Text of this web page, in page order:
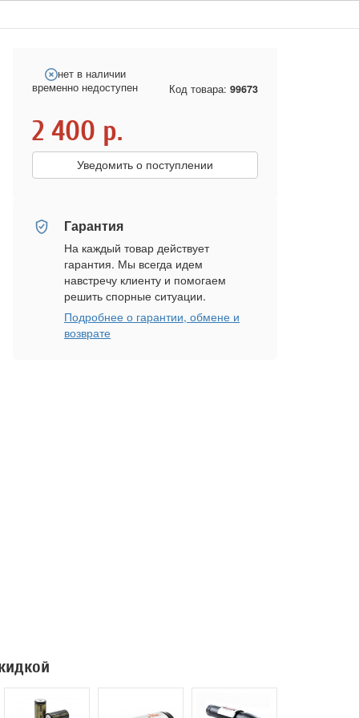
нет в наличии
временно недоступен
Код товара: 99673
2 400 р.
Уведомить о поступлении
Гарантия
На каждый товар действует
гарантия. Мы всегда идем
навстречу клиенту и помогаем
решить спорные ситуации.
Подробнее о гарантии, обмене и
возврате